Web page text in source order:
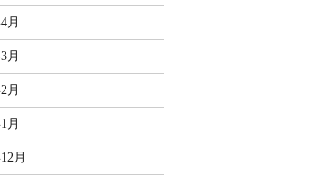
月
月
月
月
月